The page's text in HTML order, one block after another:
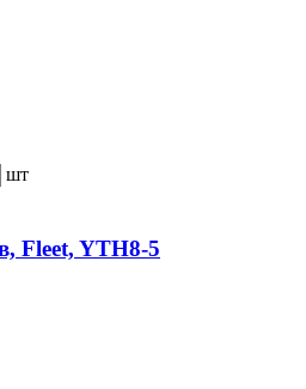
шт
Fleet, YTH8-5